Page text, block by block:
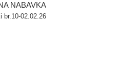
NABAVKA
br.10-02.02.26